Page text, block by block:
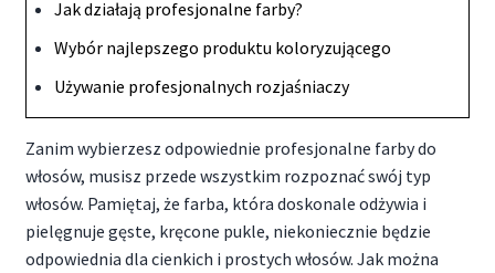
Jak działają profesjonalne farby?
Wybór najlepszego produktu koloryzującego
Używanie profesjonalnych rozjaśniaczy
Zanim wybierzesz odpowiednie profesjonalne farby do
włosów, musisz przede wszystkim rozpoznać swój typ
włosów. Pamiętaj, że farba, która doskonale odżywia i
pielęgnuje gęste, kręcone pukle, niekoniecznie będzie
odpowiednia dla cienkich i prostych włosów. Jak można